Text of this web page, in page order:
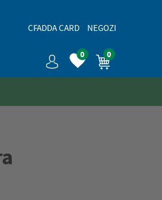
CFADDA CARD NEGOZI
0 0